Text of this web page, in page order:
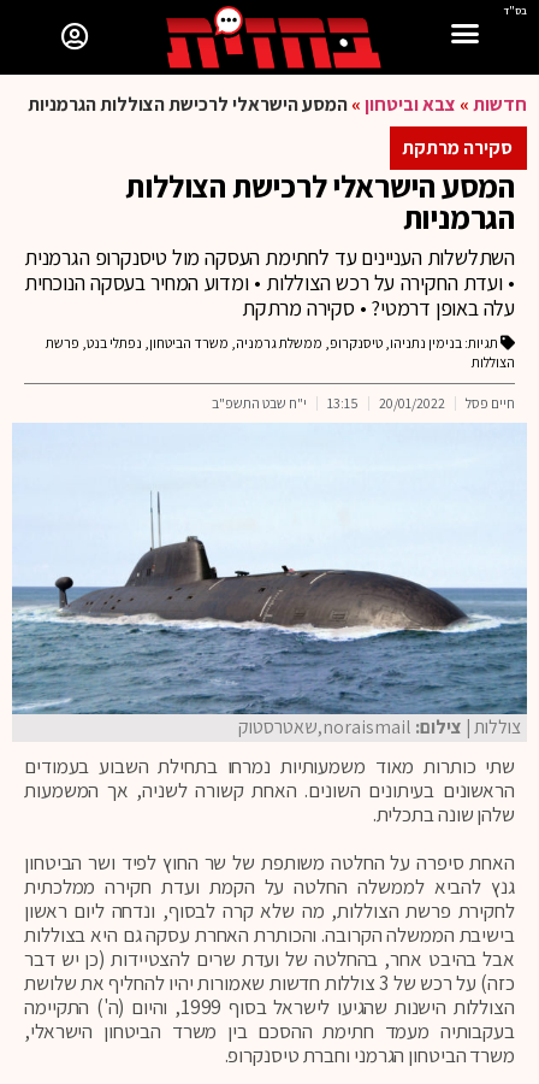
בס"ד
חדשות» צבא וביטחון»המסע הישראלי לרכישת הצוללות הגרמניות
סקירה מרתקת
המסע הישראלי לרכישת הצוללות
הגרמניות
השתלשלות העניינים עד לחתימת העסקה מול טיסנקרופ הגרמנית
• ועדת החקירה על רכש הצוללות • ומדוע המחיר בעסקה הנוכחית
עלה באופן דרמטי? • סקירה מרתקת
תגיות: בנימין נתניהו, טיסנקרופ, ממשלת גרמניה, משרד הביטחון, נפתלי בנט, פרשת
הצוללות
חיים פסל 20/01/2022
13:15 י"ח שבט התשפ"ב
צוללות| צילום: noraismail,שאטרסטוק
שתי כותרות מאוד משמעותיות נמרחו בתחילת השבוע בעמודים
הראשונים בעיתונים השונים. האחת קשורה לשניה, אך המשמעות
שלהן שונה בתכלית.
האחת סיפרה על החלטה משותפת של שר החוץ לפיד ושר הביטחון
גנץ להביא לממשלה החלטה על הקמת ועדת חקירה ממלכתית
לחקירת פרשת הצוללות, מה שלא קרה לבסוף, ונדחה ליום ראשון
בישיבת הממשלה הקרובה. והכותרת האחרת עסקה גם היא בצוללות
אבל בהיבט אחר, בהחלטה של ועדת שרים להצטיידות (כן יש דבר
כזה) על רכש של 3 צוללות חדשות שאמורות יהיו להחליף את שלושת
הצוללות הישנות שהגיעו לישראל בסוף 1999, והיום (ה') התקיימה
בעקבותיה מעמד חתימת ההסכם בין משרד הביטחון הישראלי,
משרד הביטחון הגרמני וחברת טיסנקרופ.